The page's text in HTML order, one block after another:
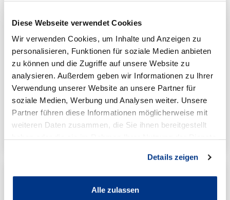
Diese Webseite verwendet Cookies
Wir verwenden Cookies, um Inhalte und Anzeigen zu
personalisieren, Funktionen für soziale Medien anbieten
zu können und die Zugriffe auf unsere Website zu
analysieren. Außerdem geben wir Informationen zu Ihrer
Verwendung unserer Website an unsere Partner für
soziale Medien, Werbung und Analysen weiter. Unsere
Partner führen diese Informationen möglicherweise mit
weiteren Daten zusammen, die Sie ihnen bereitgestellt
Details zeigen
Alle zulassen
BMW Werne
Fürstenhof 50
59368Werne
+49(0)2389 402086
zur Standortseite